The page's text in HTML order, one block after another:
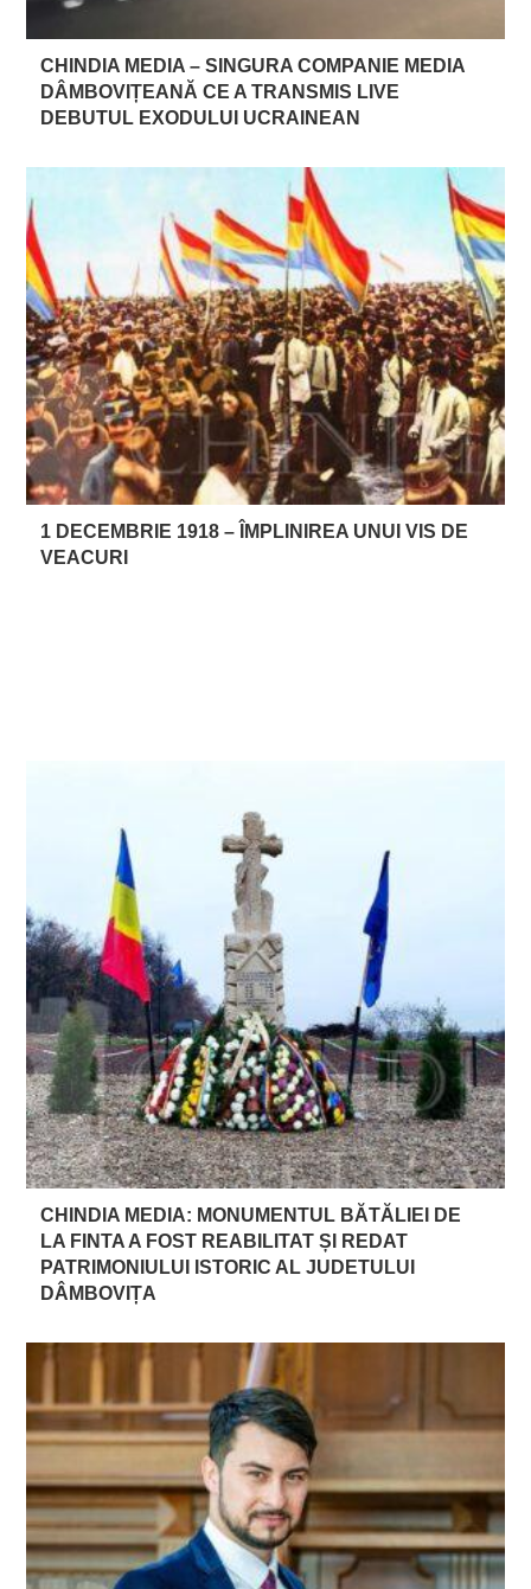
CHINDIA MEDIA – SINGURA COMPANIE MEDIA
DÂMBOVIȚEANĂ CE A TRANSMIS LIVE
DEBUTUL EXODULUI UCRAINEAN
1 DECEMBRIE 1918 – ÎMPLINIREA UNUI VIS DE
VEACURI
CHINDIA MEDIA: MONUMENTUL BĂTĂLIEI DE
LA FINTA A FOST REABILITAT ȘI REDAT
PATRIMONIULUI ISTORIC AL JUDETULUI
DÂMBOVIȚA